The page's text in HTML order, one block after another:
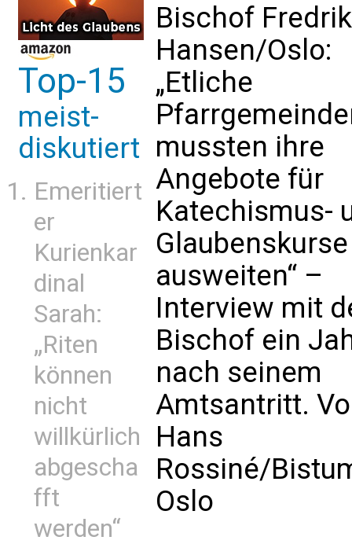
Top-15
meist-
diskutiert
Emeritiert
er
Kurienkar
dinal
Sarah:
„Riten
können
nicht
willkürlich
abgescha
fft
werden“
Bischof Fredrik
Hansen/Oslo:
„Etliche
mussten ihre
Angebote für
Katechismus-
Glaubenskurse
ausweiten“ –
Interview mit
Bischof ein
nach seinem
Amtsantritt.
Hans
Rossiné/
Oslo